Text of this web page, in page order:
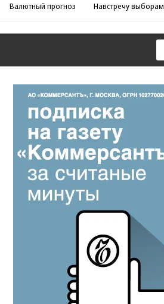
Валютный прогноз Навстречу выборам